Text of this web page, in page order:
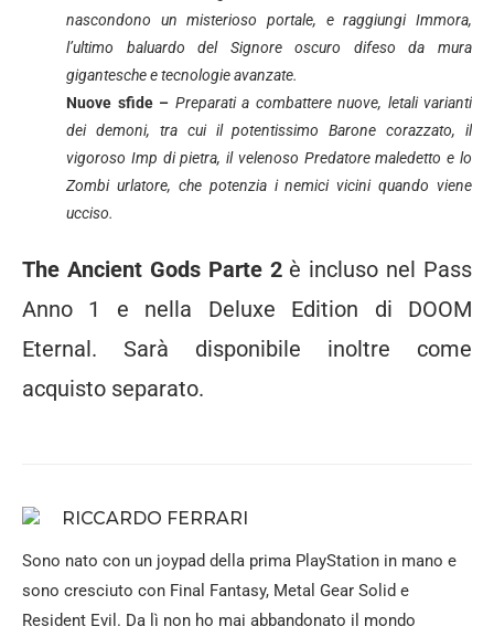
nascondono un misterioso portale, e raggiungi Immora,
l’ultimo baluardo del Signore oscuro difeso da mura
gigantesche e tecnologie avanzate.
Nuove sfide – Preparati a combattere nuove, letali varianti
dei demoni, tra cui il potentissimo Barone corazzato, il
vigoroso Imp di pietra, il velenoso Predatore maledetto e lo
Zombi urlatore, che potenzia i nemici vicini quando viene
ucciso.
The Ancient Gods Parte 2è incluso nel Pass
Anno 1 e nella Deluxe Edition di DOOM
Eternal. Sarà disponibile inoltre come
acquisto separato.
RICCARDO FERRARI
Sono nato con un joypad della prima PlayStation in mano e
sono cresciuto con Final Fantasy, Metal Gear Solid e
Resident Evil. Da lì non ho mai abbandonato il mondo